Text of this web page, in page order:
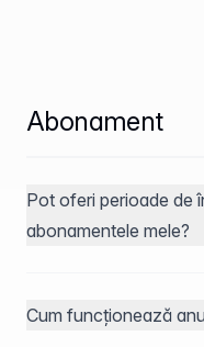
Abonament
Pot oferi perioade de
abonamentele mele?
Cum funcționează